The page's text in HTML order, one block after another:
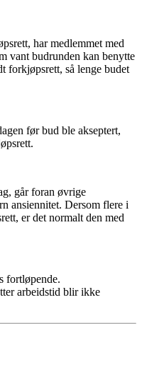
har medlemmet med
vant budrunden kan benytte
forkjøpsrett, så lenge budet
før bud ble akseptert,
går foran øvrige
ansiennitet. Dersom flere i
er det normalt den med
fortløpende.
arbeidstid blir ikke